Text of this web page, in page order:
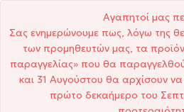
Αγαπητοί μας
Σας ενημερώνουμε πως, λόγω της
των προμηθευτών μας, τα
παραγγελίας» που θα
και 31 Αυγούστου θα αρχίσουν
πρώτο δεκαήμερο του